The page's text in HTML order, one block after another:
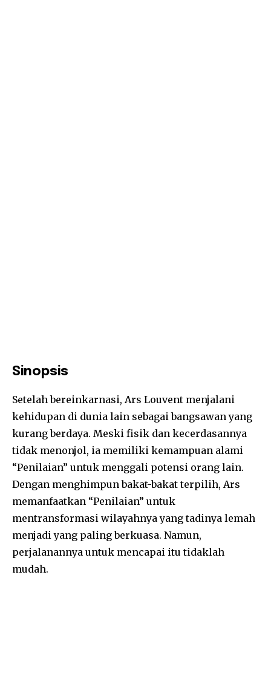
Sinopsis
Setelah bereinkarnasi, Ars Louvent menjalani
kehidupan di dunia lain sebagai bangsawan yang
kurang berdaya. Meski fisik dan kecerdasannya
tidak menonjol, ia memiliki kemampuan alami
“Penilaian” untuk menggali potensi orang lain.
Dengan menghimpun bakat-bakat terpilih, Ars
memanfaatkan “Penilaian” untuk
mentransformasi wilayahnya yang tadinya lemah
menjadi yang paling berkuasa. Namun,
perjalanannya untuk mencapai itu tidaklah
mudah.